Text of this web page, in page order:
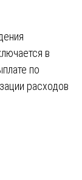
в
по
расходов